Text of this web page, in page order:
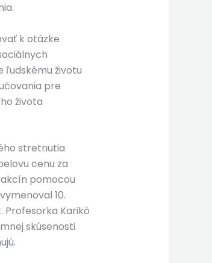
k otázke
ľudskému životu
pre
života
stretnutia
cenu za
pomocou
10.
Profesorka Karikó
skúsenosti